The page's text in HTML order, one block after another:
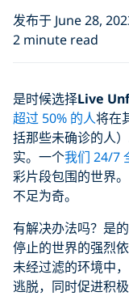
发布于 June 28,
2 minute read
是时候选择Live
超过 50% 的人将在
括那些未确诊的人
实。一个我们 24/7
彩片段包围的世界
不足为奇。
有解决办法吗？是
停止的世界的强烈
未经过滤的环境中
逃脱，同时促进积极